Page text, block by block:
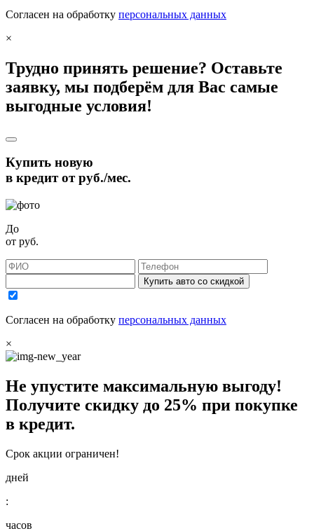
Согласен на обработку персональных данных
×
Трудно принять решение? Оставьте
заявку, мы подберём для Вас самые
выгодные условия!
Купить новую
в кредит отруб./мес.
До
от руб.
Купить авто со скидкой
Согласен на обработку персональных данных
×
Не упустите максимальную выгоду!
Получите скидку до 25% при покупке
в кредит.
Срок акции ограничен!
дней
:
часов